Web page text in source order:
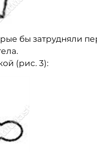
бы затрудняли
(рис. 3):